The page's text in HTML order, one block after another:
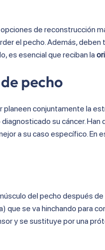
de reconstrucción
el pecho. Además,
es esencial que reciban la
pecho
conjuntamente la
su cáncer. Han
a su caso específico. En
del pecho después
se va hinchando para
y se sustituye por una